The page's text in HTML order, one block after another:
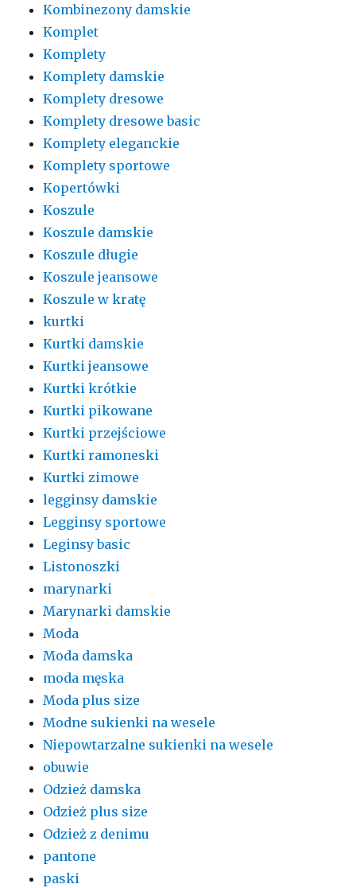
Kombinezony damskie
Komplet
Komplety
Komplety damskie
Komplety dresowe
Komplety dresowe basic
Komplety eleganckie
Komplety sportowe
Kopertówki
Koszule
Koszule damskie
Koszule długie
Koszule jeansowe
Koszule w kratę
kurtki
Kurtki damskie
Kurtki jeansowe
Kurtki krótkie
Kurtki pikowane
Kurtki przejściowe
Kurtki ramoneski
Kurtki zimowe
legginsy damskie
Legginsy sportowe
Leginsy basic
Listonoszki
marynarki
Marynarki damskie
Moda
Moda damska
moda męska
Moda plus size
Modne sukienki na wesele
Niepowtarzalne sukienki na wesele
obuwie
Odzież damska
Odzież plus size
Odzież z denimu
pantone
paski